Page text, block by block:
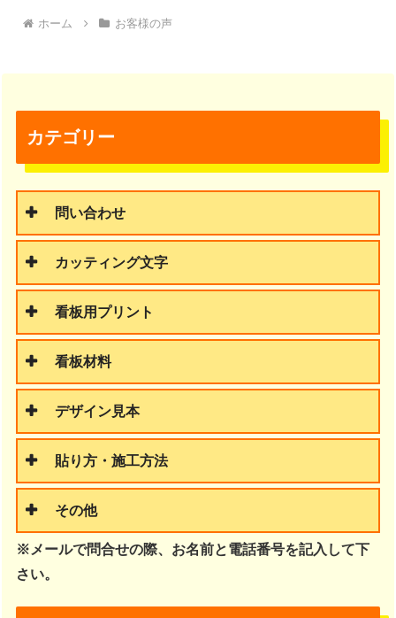
ホーム お客様の声
カテゴリー
問い合わせ
カッティング文字
看板用プリント
看板材料
デザイン見本
貼り方・施工方法
その他
※メールで問合せの際、お名前と電話番号を記入して下
さい。